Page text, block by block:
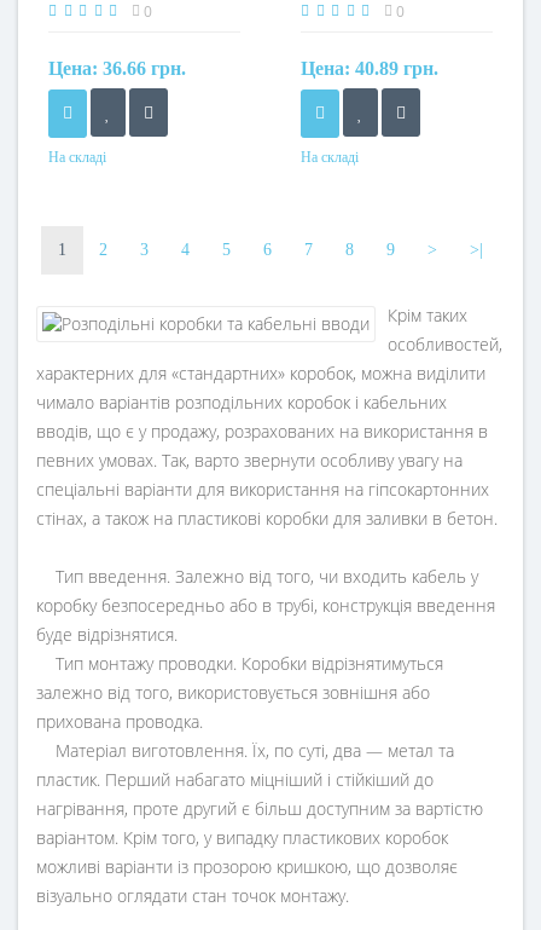
0
Цена: 36.66 грн.
На складі
0
Цена: 40.89 грн.
На складі
1 2 3 4 5 6 7 8 9 > >|
Крім таких
особливостей,
характерних для «стандартних» коробок, можна виділити
чимало варіантів розподільних коробок і кабельних
вводів, що є у продажу, розрахованих на використання в
певних умовах. Так, варто звернути особливу увагу на
спеціальні варіанти для використання на гіпсокартонних
стінах, а також на пластикові коробки для заливки в бетон.
Тип введення. Залежно від того, чи входить кабель у
коробку безпосередньо або в трубі, конструкція введення
буде відрізнятися.
Тип монтажу проводки. Коробки відрізнятимуться
залежно від того, використовується зовнішня або
прихована проводка.
Матеріал виготовлення. Їх, по суті, два — метал та
пластик. Перший набагато міцніший і стійкіший до
нагрівання, проте другий є більш доступним за вартістю
варіантом. Крім того, у випадку пластикових коробок
можливі варіанти із прозорою кришкою, що дозволяє
візуально оглядати стан точок монтажу.